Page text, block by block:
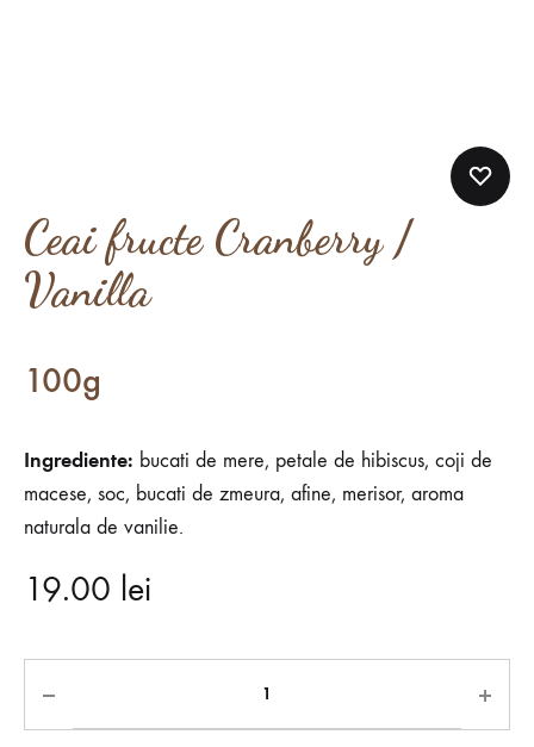
Ceai fructe Cranberry /
Vanilla
100g
Ingrediente: bucati de mere, petale de hibiscus, coji de
macese, soc, bucati de zmeura, afine, merisor, aroma
naturala de vanilie.
19.00 lei